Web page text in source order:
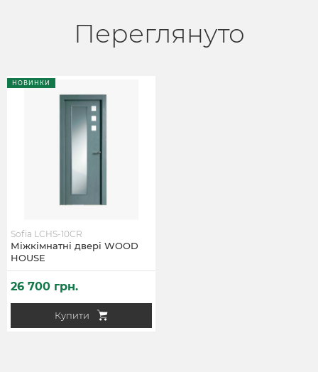
Переглянуто
НОВИНКИ
Міжкімнатні двері WOOD
HOUSE
Sofia LCHS-10CR
Купити
26 700 грн.